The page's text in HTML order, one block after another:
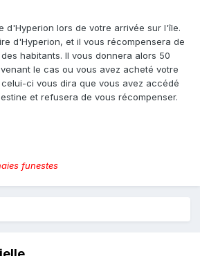
d'Hyperion lors de votre arrivée sur l'île.
d'Hyperion, et il vous récompensera de
habitants. Il vous donnera alors 50
le cas ou vous avez acheté votre
ci vous dira que vous avez accédé
et refusera de vous récompenser.
funestes